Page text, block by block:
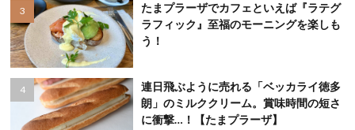
たまプラーザでカフェといえば『ラテグ
ラフィック』至福のモーニングを楽しも
う！
連日飛ぶように売れる「ベッカライ徳多
朗」のミルククリーム。賞味時間の短さ
に衝撃…！【たまプラーザ】